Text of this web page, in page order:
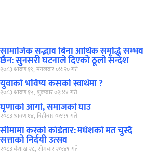
सामाजिक सद्भाव बिना आर्थिक समृद्धि सम्भव
छैन: सुनसरी घटनाले दिएको ठूलो सन्देश
२०८३ श्रावण १९, मंगलवार ०४:२० गते
युवाको भविष्य कसको स्वार्थमा ?
२०८३ श्रावण १५, शुक्रबार ०२:४४ गते
घृणाको आगो, समाजको घाउ
२०८३ श्रावण १४, बिहीबार ०१:५९ गते
सीमामा करको काँडेतार: मधेशको मत चुस्दै
सत्ताको निर्दयी उत्सव
२०८३ बैशाख २८, सोमबार २०:४९ गते